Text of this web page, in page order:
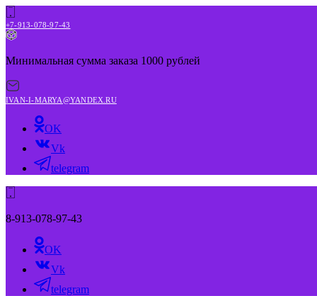
+7-913-078-97-43
Минимальная сумма заказа 1000 рублей
IVAN-I-MARYA@YANDEX.RU
OK
Vk
telegram
8-913-078-97-43
OK
Vk
telegram